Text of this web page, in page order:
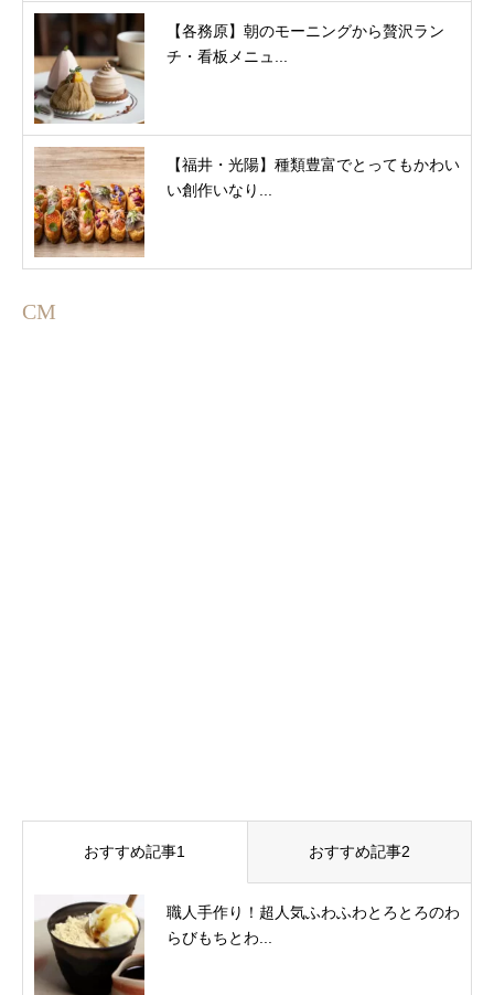
【各務原】朝のモーニングから贅沢ラン
チ・看板メニュ...
【福井・光陽】種類豊富でとってもかわい
い創作いなり...
CM
おすすめ記事1 おすすめ記事2
職人手作り！超人気ふわふわとろとろのわ
らびもちとわ...